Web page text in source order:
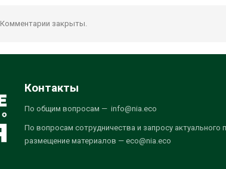
Комментарии закрыты.
Контакты
По общим вопросам — info@nia.eco
По вопросам сотрудничества и запросу актуального
размещение материалов — eco@nia.eco